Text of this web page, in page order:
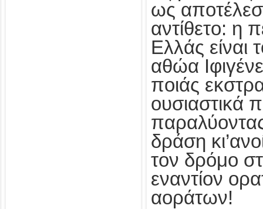
ως
αντίθετο: η
Ελλάς είναι
αθώα
ποιάς
ουσιαστικά
δράση
τον δρόμο
εναντίον
αοράτων!